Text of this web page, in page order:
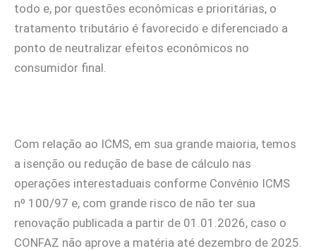
todo e, por questões econômicas e prioritárias, o
tratamento tributário é favorecido e diferenciado a
ponto de neutralizar efeitos econômicos no
consumidor final.
Com relação ao ICMS, em sua grande maioria, temos
a isenção ou redução de base de cálculo nas
operações interestaduais conforme Convênio ICMS
nº 100/97 e, com grande risco de não ter sua
renovação publicada a partir de 01.01.2026, caso o
CONFAZ não aprove a matéria até dezembro de 2025.